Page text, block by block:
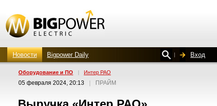
Новости Bigpower Daily Вход
Оборудование и ПО | Интер РАО
05 февраля 2024, 20:13 ПРАЙМ